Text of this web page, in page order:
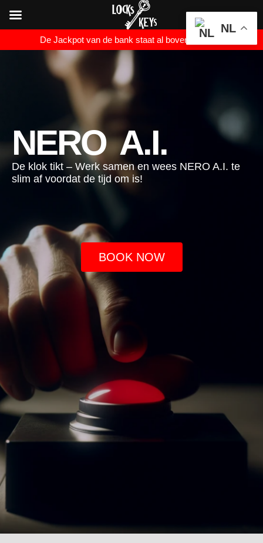
De Jackpot van de bank staat al boven de €1000.
NERO A.I.
De klok tikt – Werksamen en wees NERO A.I. te
slim af voordat de tijd om is!
BOOK NOW
NL